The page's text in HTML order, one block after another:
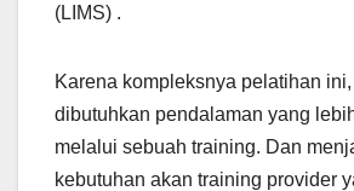
(LIMS) .
Karena kompleksnya pelatihan
dibutuhkan pendalaman yang
melalui sebuah training. Dan
kebutuhan akan training provider